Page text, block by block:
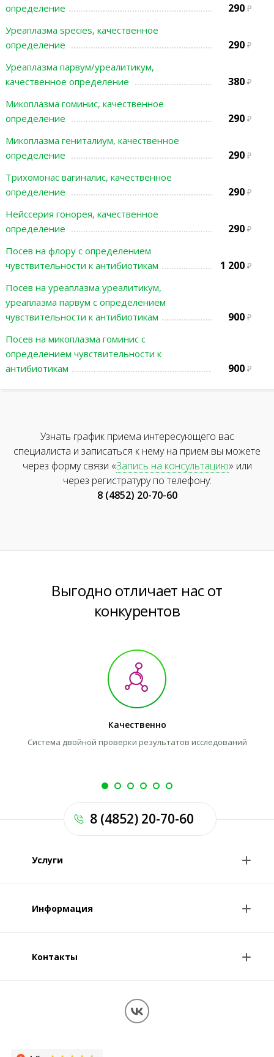
определение
290
Уреаплазма species, качественное
определение
290
Уреаплазма парвум/уреалитикум,
качественное определение
380
Микоплазма гоминис, качественное
определение
290
Микоплазма гениталиум, качественное
определение
290
Трихомонас вагиналис, качественное
определение
290
Нейссерия гонорея, качественное
определение
290
Посев на флору с определением
чувствительности к антибиотикам
1 200
Посев на уреаплазма уреалитикум,
уреаплазма парвум с определением
чувствительности к антибиотикам
900
Посев на микоплазма гоминис с
определением чувствительности к
антибиотикам
900
Узнать график приема интересующего вас
специалиста и записаться к нему на прием вы можете
через форму связи «Запись на консультацию» или
через регистратуру по телефону:
8 (4852) 20-70-60
Выгодно отличает нас от
конкурентов
Качественно
Система двойной проверки результатов исследований
Услуги
Консультации врачей
Информация
О клинике
Обработка персональных данных
Контакты
8 (4852) 20-70-60